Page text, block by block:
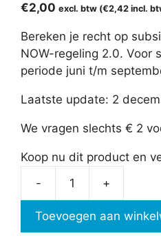
€2,00 excl. btw (€2,42 incl.
Bereken je recht op
NOW-regeling 2.0. Voor
periode juni t/m
Laatste update: 2
We vragen slechts € 2
Koop nu dit product en
-
2.0
+
Toevoegen aan